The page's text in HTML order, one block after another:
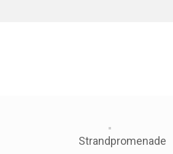
Strandpromenade